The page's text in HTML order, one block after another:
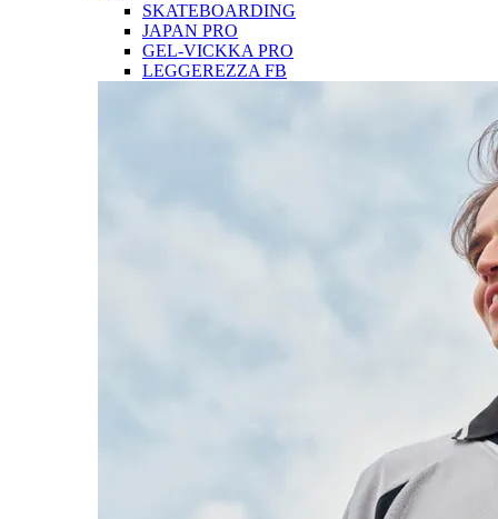
SKATEBOARDING
JAPAN PRO
GEL-VICKKA PRO
LEGGEREZZA FB